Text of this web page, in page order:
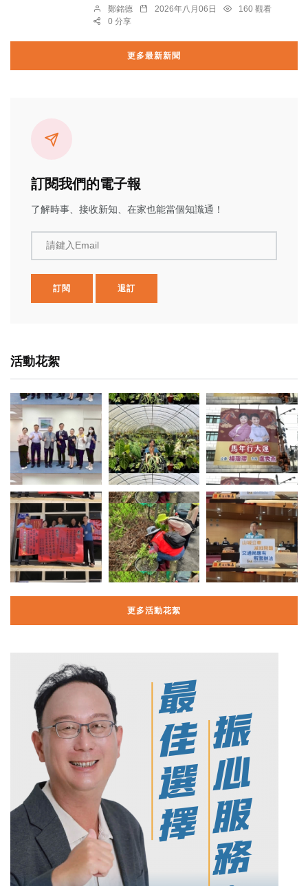
鄭銘德 2026年八月06日
160 觀看
0 分享
更多最新新聞
訂閱我們的電子報
了解時事、接收新知、在家也能當個知識通！
請鍵入Email
訂閱 退訂
活動花絮
更多活動花絮